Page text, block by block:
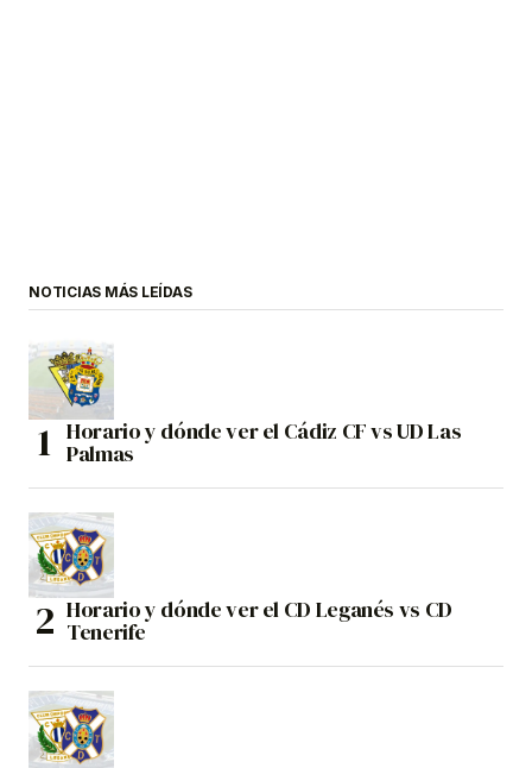
NOTICIAS MÁS LEÍDAS
Horario y dónde ver el Cádiz CF vs UD Las
Palmas
Horario y dónde ver el CD Leganés vs CD
Tenerife